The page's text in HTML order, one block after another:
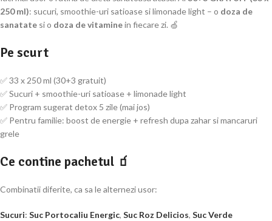
250 ml): sucuri, smoothie-uri satioase si limonade light – o doza de
sanatate si o doza de vitaminein fiecare zi. 🍏
Pe scurt
✅ 33 x 250 ml (30+3 gratuit)
✅ Sucuri + smoothie-uri satioase + limonade light
✅ Program sugerat detox 5 zile (mai jos)
✅ Pentru familie: boost de energie + refresh dupa zahar si mancaruri
grele
Ce contine pachetul 🧃
Combinatii diferite, ca sa le alternezi usor:
Sucuri: Suc Portocaliu Energic, Suc Roz Delicios, Suc Verde